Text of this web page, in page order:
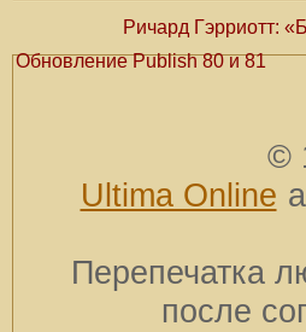
Ричард Гэрриотт:
Обновление Publish 80 и 81
©
Ultima Online
Перепечатка
после